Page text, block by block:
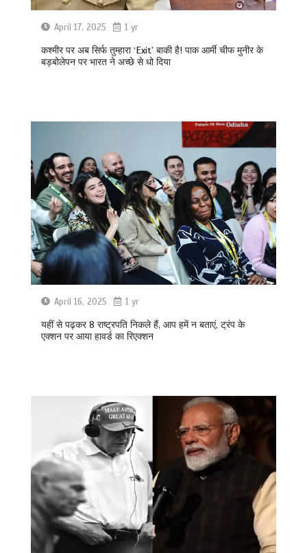
April 17, 2025 1 yr
कश्मीर पर अब सिर्फ तुम्हारा ‘Exit’ बाकी है! पाक आर्मी चीफ मुनीर के
बड़बोलेपन पर भारत ने अच्छे से धो दिया
April 16, 2025 1 yr
यहीं से पढ़कर 8 राष्ट्रपति निकले हैं, आप हमें न बताएं, ट्रंप के
एक्शन पर आया हावर्ड का रिएक्शन